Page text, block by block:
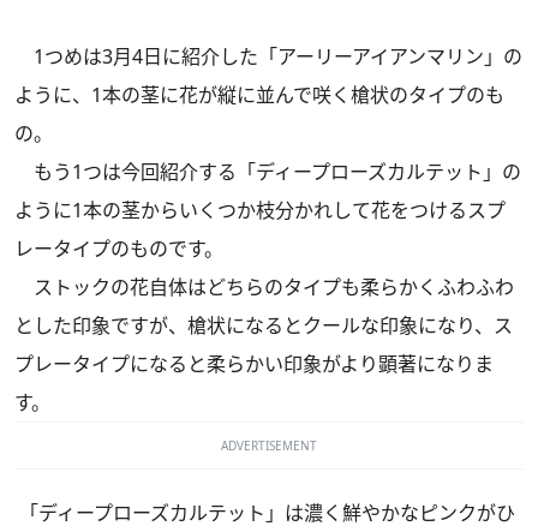
1つめは3月4日に紹介した 「アーリーアイアンマリン」 の
ように、1本の茎に花が縦に並んで咲く槍状のタイプのも
の。
もう1つは今回紹介する「ディープローズカルテット」の
ように1本の茎からいくつか枝分かれして花をつけるスプ
レータイプのものです。
ストックの花自体はどちらのタイプも柔らかくふわふわ
とした印象ですが、槍状になるとクールな印象になり、ス
プレータイプになると柔らかい印象がより顕著になりま
す。
ADVERTISEMENT
「ディープローズカルテット」は濃く鮮やかなピンクがひ